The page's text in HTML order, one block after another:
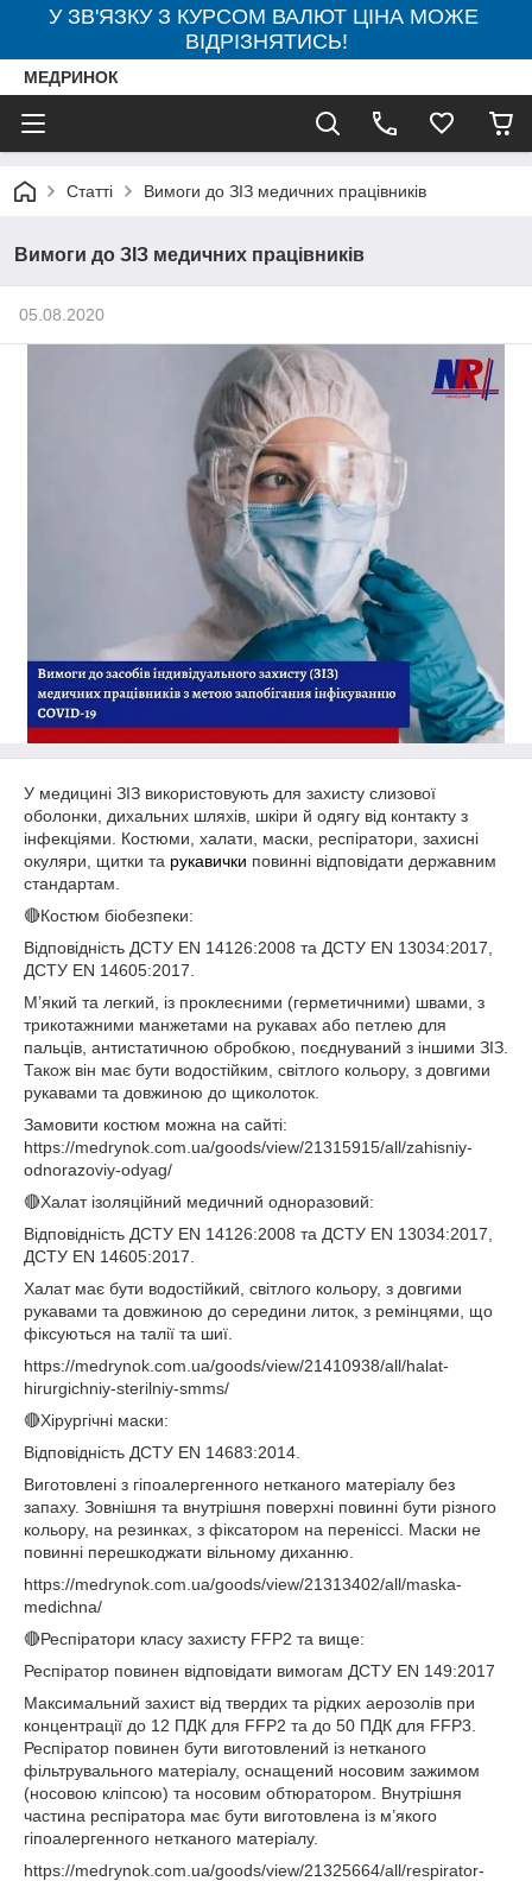
У ЗВ'ЯЗКУ З КУРСОМ ВАЛЮТ ЦІНА МОЖЕ
ВІДРІЗНЯТИСЬ!
МЕДРИНОК
Статті Вимоги до ЗІЗ медичних працівників
Вимоги до ЗІЗ медичних працівників
05.08.2020
У медицині ЗІЗ використовують для захисту слизової
оболонки, дихальних шляхів, шкіри й одягу від контакту з
інфекціями. Костюми, халати, маски, респіратори, захисні
окуляри, щитки та рукавички повинні відповідати державним
стандартам.
🔴Костюм біобезпеки:
Відповідність ДСТУ EN 14126:2008 та ДСТУ EN 13034:2017,
ДСТУ EN 14605:2017.
М’який та легкий, із проклеєними (герметичними) швами, з
трикотажними манжетами на рукавах або петлею для
пальців, антистатичною обробкою, поєднуваний з іншими ЗІЗ.
Також він має бути водостійким, світлого кольору, з довгими
рукавами та довжиною до щиколоток.
Замовити костюм можна на сайті:
https://medrynok.com.ua/goods/view/21315915/all/zahisniy-
odnorazoviy-odyag/
🔴Халат ізоляційний медичний одноразовий:
Відповідність ДСТУ EN 14126:2008 та ДСТУ EN 13034:2017,
ДСТУ EN 14605:2017.
Халат має бути водостійкий, світлого кольору, з довгими
рукавами та довжиною до середини литок, з ремінцями, що
фіксуються на талії та шиї.
https://medrynok.com.ua/goods/view/21410938/all/halat-
hirurgichniy-sterilniy-smms/
🔴Хірургічні маски:
Відповідність ДСТУ EN 14683:2014.
Виготовлені з гіпоалергенного нетканого матеріалу без
запаху. Зовнішня та внутрішня поверхні повинні бути різного
кольору, на резинках, з фіксатором на переніссі. Маски не
повинні перешкоджати вільному диханню.
https://medrynok.com.ua/goods/view/21313402/all/maska-
medichna/
🔴Респіратори класу захисту FFP2 та вище:
Респіратор повинен відповідати вимогам ДСТУ EN 149:2017
Максимальний захист від твердих та рідких аерозолів при
концентрації до 12 ПДК для FFP2 та до 50 ПДК для FFP3.
Респіратор повинен бути виготовлений із нетканого
фільтрувального матеріалу, оснащений носовим зажимом
(носовою кліпсою) та носовим обтюратором. Внутрішня
частина респіратора має бути виготовлена із м’якого
гіпоалергенного нетканого матеріалу.
https://medrynok.com.ua/goods/view/21325664/all/respirator-